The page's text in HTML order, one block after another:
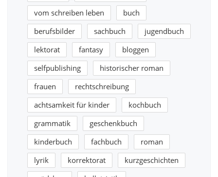
vom schreiben leben
buch
berufsbilder
sachbuch
jugendbuch
lektorat
fantasy
bloggen
selfpublishing
historischer roman
frauen
rechtschreibung
achtsamkeit für kinder
kochbuch
grammatik
geschenkbuch
kinderbuch
fachbuch
roman
lyrik
korrektorat
kurzgeschichten